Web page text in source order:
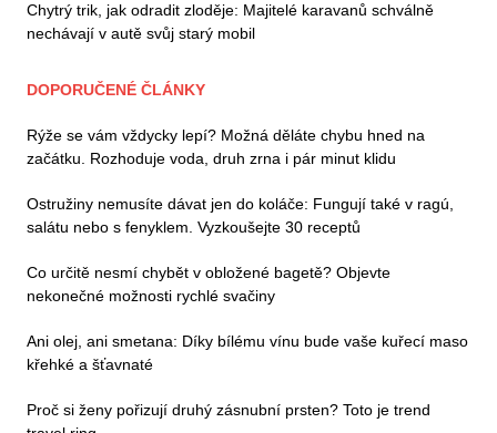
Chytrý trik, jak odradit zloděje: Majitelé karavanů schválně
nechávají v autě svůj starý mobil
DOPORUČENÉ ČLÁNKY
Rýže se vám vždycky lepí? Možná děláte chybu hned na
začátku. Rozhoduje voda, druh zrna i pár minut klidu
Ostružiny nemusíte dávat jen do koláče: Fungují také v ragú,
salátu nebo s fenyklem. Vyzkoušejte 30 receptů
Co určitě nesmí chybět v obložené bagetě? Objevte
nekonečné možnosti rychlé svačiny
Ani olej, ani smetana: Díky bílému vínu bude vaše kuřecí maso
křehké a šťavnaté
Proč si ženy pořizují druhý zásnubní prsten? Toto je trend